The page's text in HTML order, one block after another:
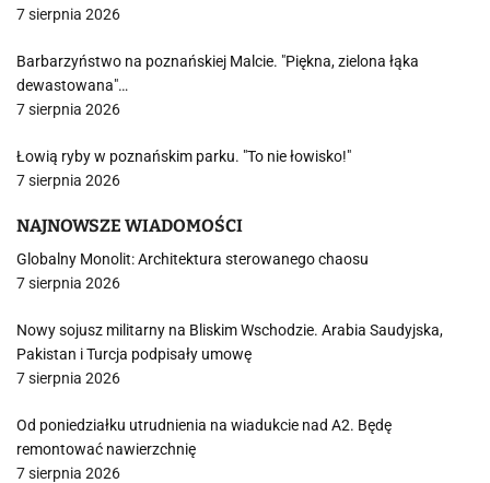
7 sierpnia 2026
Barbarzyństwo na poznańskiej Malcie. "Piękna, zielona łąka
dewastowana"…
7 sierpnia 2026
Łowią ryby w poznańskim parku. "To nie łowisko!"
7 sierpnia 2026
NAJNOWSZE WIADOMOŚCI
Globalny Monolit: Architektura sterowanego chaosu
7 sierpnia 2026
Nowy sojusz militarny na Bliskim Wschodzie. Arabia Saudyjska,
Pakistan i Turcja podpisały umowę
7 sierpnia 2026
Od poniedziałku utrudnienia na wiadukcie nad A2. Będę
remontować nawierzchnię
7 sierpnia 2026